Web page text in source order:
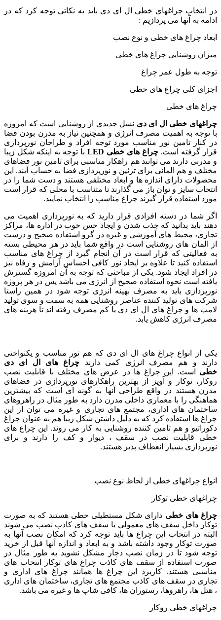
در انتخاب چراغهای خطی ال ای دی باید به نکاتی توجه کرد که در
ادامه به آنها می پردازیم :
ابعاد چراغ های خطی و نوع نصب
میزان روشنایی چراغ های خطی
توجه به طول عمر چراغ
اجزای کلی چراغ های خطی
چراغ های خطی
چراغهای خطی ال ای دی نسل جدیدی از روشنایی است که امروزه
با توجه به اهمیت مصرف انرژی و همچنین نیاز به مدرن بودن فضا
در کنار تامین نور مناسب مورد توجه افراد و طراحان نورپردازی
قرار گرفته است.چراغ های خطی LED با توجه به اینکه شکل زیبا
و مدرنی دارند می توانند هم راهکار مناسبی برای تامین نور فضاهای
مختلف و هم المانی برای تزئین و نورپردازی فضا به حساب آیند. این
محصولات دارای اندازه ها و ابعاد مختلفی هستند و دست شما را در
انتخاب سایز و توان باز می گذارند تا متناسب با محلی که قرار است
مورد استفاده قرار گیرند چراغ مناسب را انتخاب نمایید.
اگر شما در دسته افرادی قرار دارید که به نورپردازی اهمیت می
دهند باید بدانید که جذب شدن و ایجاد حس خوب در اداره ها، مراکز
تجاری، محیط های آموزشی و غیره در گرو استفاده صحیح و درست
از المان های روشنایی است در واقع شما باید در هر محیطی بسته
به فعالیتی که قرار است در آن انجام گیرد از چراغ های مناسب
استفاده کنید تا علاوه بر ایجاد نور کافی احساس آرامش و رفاه نیز
در افراد ایجاد شود. یکی از مباحثی که توجه به آن امروزه گسترش
یافته است نحوه استفاده صحیح از انرژی می باشد پس در هر پروژه
نورپردازی باید به مصرف بهینه انرژی توجه شود در همین راستا
شرکت های تولید کننده عناصر روشنایی همه به سمت و سوی تولید
لامپ ها و چراغ های ال ای دی یا کم مصرف رفته اند تا هزینه های
مصرف انرژی کاهش یابد.
یکی از انواع چراغ های ال ای دی که هم نور مناسب و یکنواختی
دارند و هم مصرف انرژی کمی دارند چراغ های ال ای دی
خطی است. این چراغ ها در عرض های مختلف با قابلیت نصب
روکار، توکار و آویز از بهترین راهکارهای نورپردازی در فضاهای
مدرن هستند در واقع طراحی آنها به گونه ای است که بیشترین
هماهنگی را با معماری داخلی مدرن دارد به طور مثال در راهروهای
ساختمان های اداری، مجتمع های تجاری و غیره می توان از این
چراغ ها استفاده کرد که به دلیل داشتن شکل زیبا هم به عنوان چراغ
دکوراتیو و هم تامین کننده روشنایی به کار می روند. این چراغ های
خطی قابلیت نصب در سقف ، دیوار و کف را دارند و برای
نورپردازی بسیار انعطاف پذیر هستند.
انواع چراغهای خطی از لحاظ نوع نصب
چراغهای خطی توکار
چراغ های خطی دارای شکل مستطیلی خطی هستند که به صورت
توکار داخل سقف های معمولی یا سقف های کاذب نصب می شوند
البته در انتخاب این چراغ ها باید توجه کرد که امکان نصب آنها به
صورت توکار وجود داشته باشد و به ابعاد و اندازه آنها قبل از خرید
توجه شود تا در زمان نصب دچار مشکل نشوید به طور مثال در
صورت استفاده از سقف های کاذب چراغ های توکار انتخاب های
مناسبی هستند. کاربرد این چراغ ها همانند چراغ های اداری و
تجاری در سقف های کاذب مجتمع های تجاری، ساختمان های اداری
، هتل ها، راهروها، رستوران ها، کافی شاپ ها و غیره می باشد.
چراغهای خطی روکار